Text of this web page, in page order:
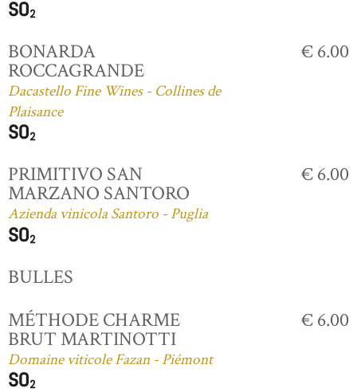
BONARDA
ROCCAGRANDE
Dacastello Fine Wines - Collines de
Plaisance
€ 6.00
PRIMITIVO SAN
MARZANO SANTORO
Azienda vinicola Santoro - Puglia
€ 6.00
BULLES
MÉTHODE CHARME
BRUT MARTINOTTI
Domaine viticole Fazan - Piémont
€ 6.00